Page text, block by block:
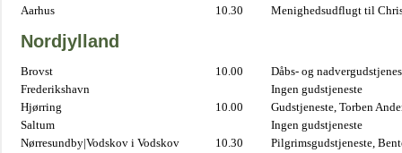
Aarhus
10.30 Menighedsudflugt til
Nordjylland
Brovst 10.00
Dåbs- og
Frederikshavn
Ingen gudstjeneste
Hjørring
10.00
Gudstjeneste, Torben
Saltum
Ingen gudstjeneste
Nørresundby|Vodskov i Vodskov
10.30
Pilgrimsgudstjeneste,